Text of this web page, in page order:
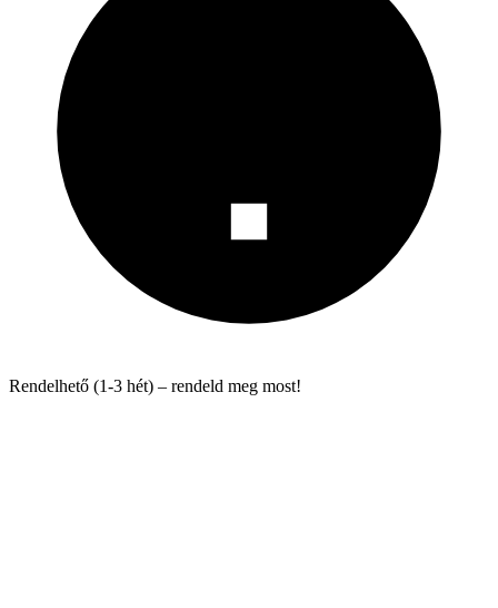
Rendelhető (1-3 hét) – rendeld meg most!